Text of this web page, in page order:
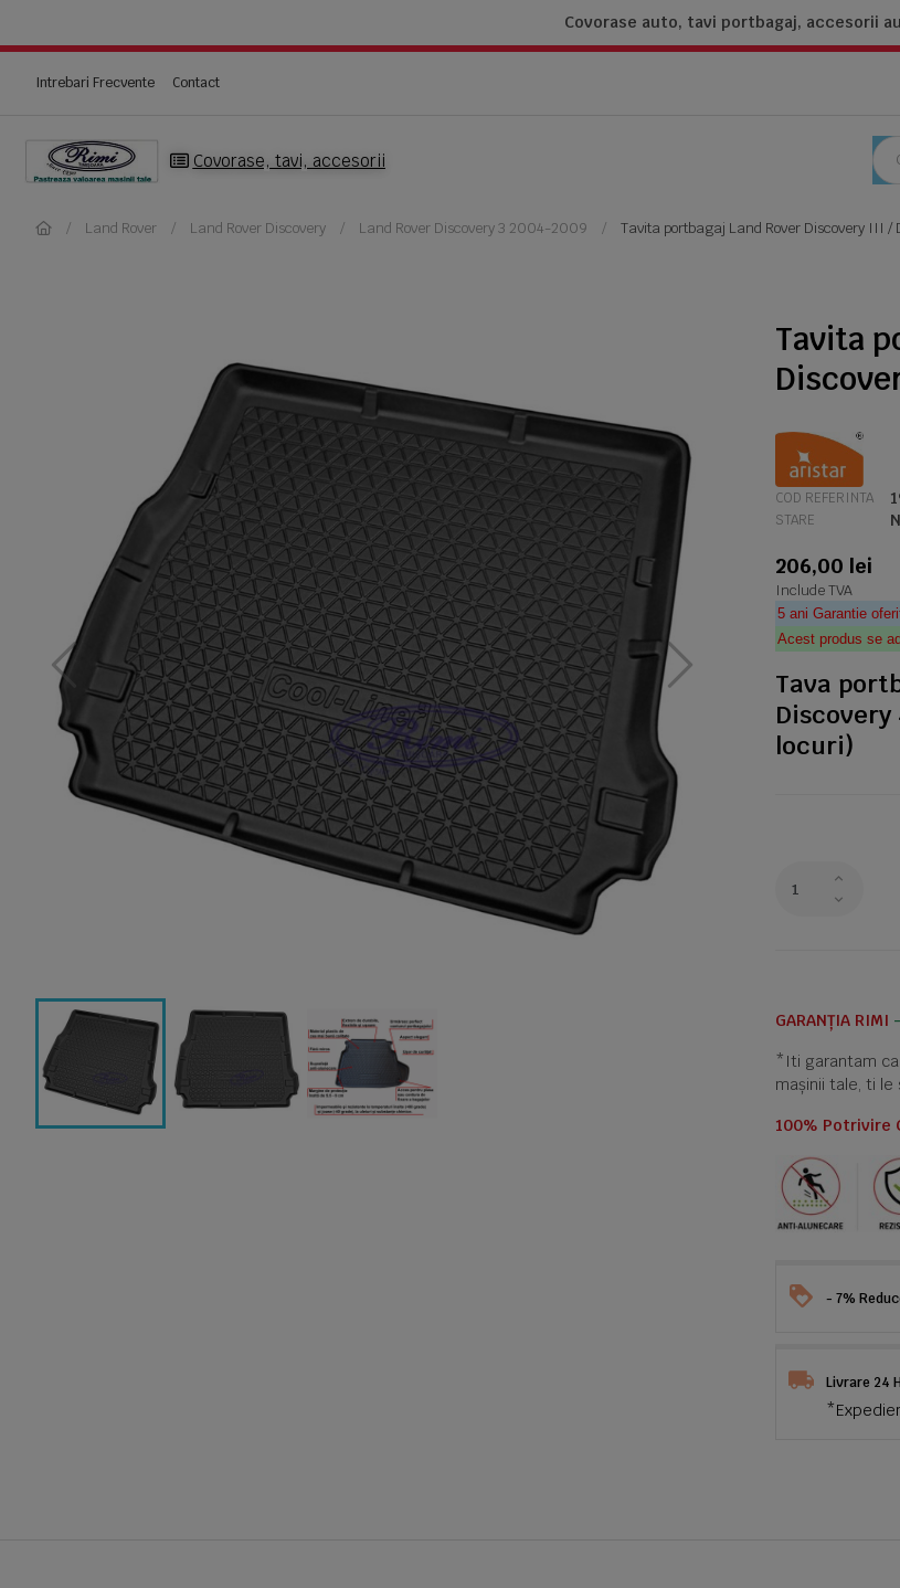
Covorase auto, tavi portbagaj, accesorii
Intrebari Frecvente Contact
Covorase, tavi, accesorii
Land Rover Land Rover Discovery Land Rover Discovery 3 2004-2009 Tavita portbagaj Land Rover Discovery III /
Tavita
COD REFERINTA
STARE
206,00 lei
Include TVA
5 ani Garantie
Acest produs se
Tava
locuri)
GARANȚIA RIMI
*Iti garantam ca
mașinii tale, ti le
100% Potrivire
- 7%
Livrare 24 H